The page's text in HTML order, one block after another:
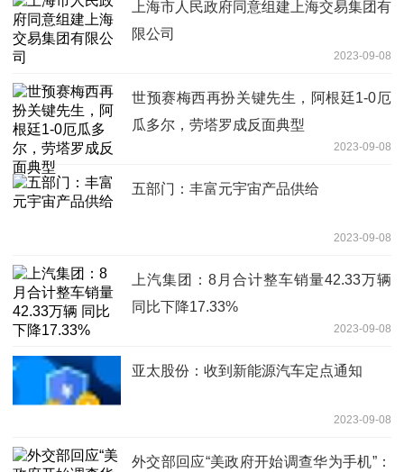
上海市人民政府同意组建上海交易集团有
限公司
2023-09-08
世预赛梅西再扮关键先生，阿根廷1-0厄
瓜多尔，劳塔罗成反面典型
2023-09-08
五部门：丰富元宇宙产品供给
2023-09-08
上汽集团：8月合计整车销量42.33万辆
同比下降17.33%
2023-09-08
亚太股份：收到新能源汽车定点通知
2023-09-08
外交部回应“美政府开始调查华为手机”：